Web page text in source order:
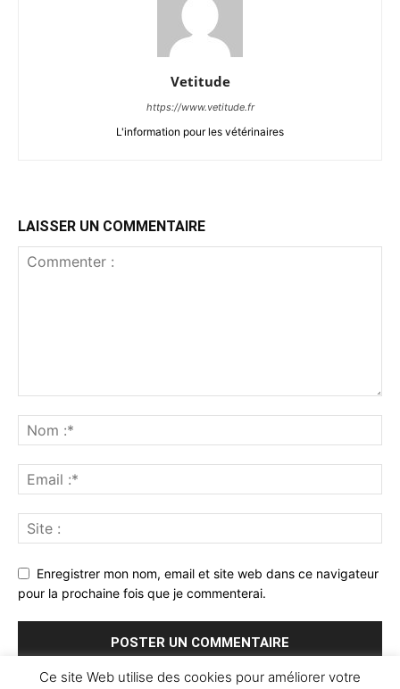
Vetitude
https://www.vetitude.fr
L'information pour les vétérinaires
LAISSER UN COMMENTAIRE
Enregistrer mon nom, email et site web dans ce navigateur
pour la prochaine fois que je commenterai.
Ce site Web utilise des cookies pour améliorer votre